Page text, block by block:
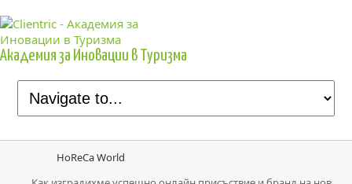
Академия за Иновации в Туризма
HoReCa World